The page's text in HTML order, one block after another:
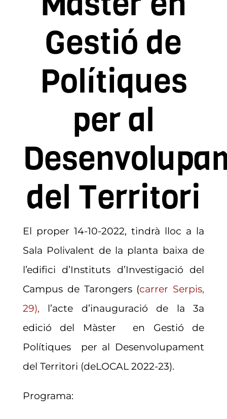
Contacto
AsóciateGestió de
Polítiques
per al
del Territori
El proper 14-10-2022, tindrà lloc a la
Sala Polivalent de la planta baixa de
l’edifici d’Instituts d’Investigació del
Campus de Tarongers (carrer Serpis,
29), l’acte d’inauguració de la 3a
edició del Màster en Gestió de
Polítiques per al Desenvolupament
del Territori (deLOCAL 2022-23).
Programa: